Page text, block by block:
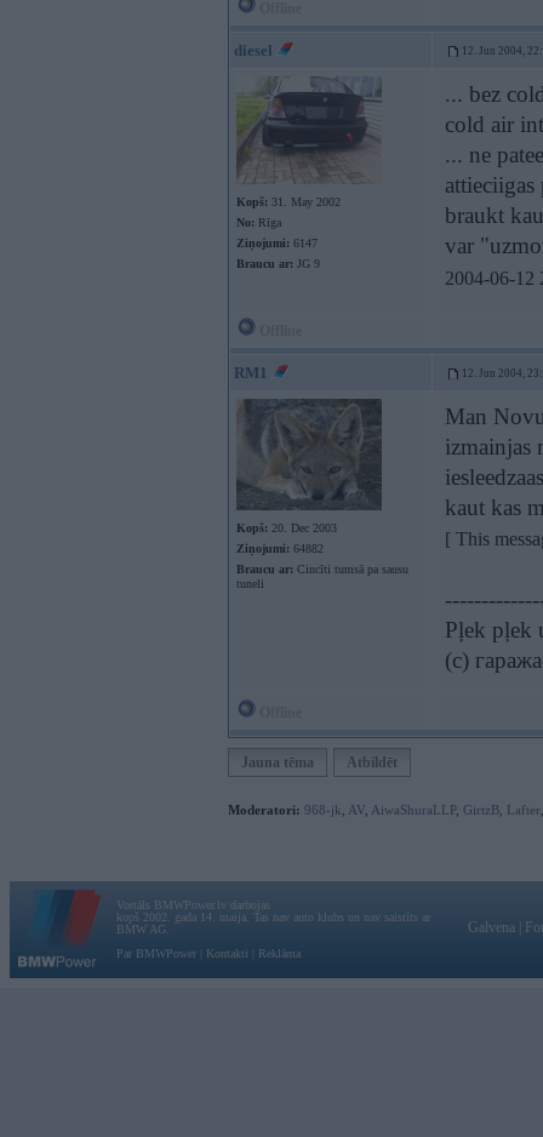
diesel 12. Jun 2004,
Kopš: 31. May 2002
No: Rīga
Ziņojumi: 6147
Braucu ar: JG 9
... bez
cold air
... ne
braukt
var
2004-06-12
RM1 12. Jun 2004,
Kopš: 20. Dec 2003
Ziņojumi: 64882
Braucu ar: Cincīti tumsā pa sausu
tuneli
Man
izmainjas
kaut kas
[ This
Pļek pļek
(c)
Jauna tēma Atbildēt
Moderatori: 968-jk AV AiwaShuraLLP, GirtzB Lafter
Vortāls BMWPower.lv darbojas
kopš 2002. gada 14. maija. Tas nav auto klubs un nav saistīts ar
BMW AG.
Par BMWPower
Kontakti Reklāma
Galvena